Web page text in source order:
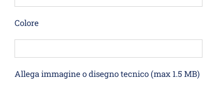
Colore
Allega immagine o disegno tecnico (max 1.5 MB)